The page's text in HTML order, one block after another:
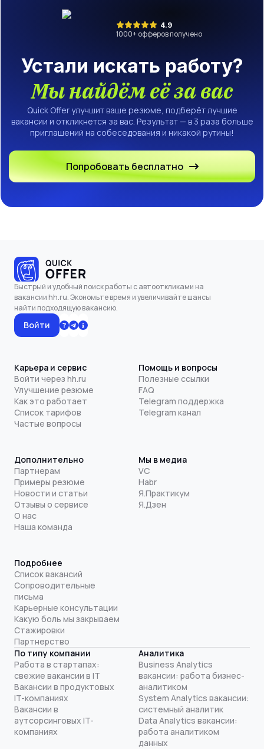
4.9
1000+ офферов получено
Устали искать работу?
Мы найдём её за вас
Quick Offer улучшит ваше резюме, подберёт лучшие
вакансии и откликнется за вас. Результат — в 3 раза больше
приглашений на собеседования и никакой рутины!
Попробовать бесплатно
Быстрый и удобный поиск работы с автооткликами на
вакансии hh.ru. Экономьте время и увеличивайте шансы
найти подходящую вакансию.
Войти
Карьера и сервис
Войти через hh.ru
Улучшение резюме
Как это работает
Список тарифов
Частые вопросы
Помощь и вопросы
Полезные ссылки
FAQ
Telegram поддержка
Telegram канал
Дополнительно
Партнерам
Примеры резюме
Новости и статьи
Отзывы о сервисе
О нас
Наша команда
Мы в медиа
VC
Habr
Я.Практикум
Я.Дзен
Подробнее
Список вакансий
Сопроводительные
письма
Карьерные консультации
Какую боль мы закрываем
Стажировки
Партнерство
По типу компании
Работа в стартапах:
свежие вакансии в IT
Вакансии в продуктовых
IT-компаниях
Вакансии в
аутсорсинговых IT-
компаниях
Аналитика
Business Analytics
вакансии: работа бизнес-
аналитиком
System Analytics вакансии:
системный аналитик
Data Analytics вакансии:
работа аналитиком
данных